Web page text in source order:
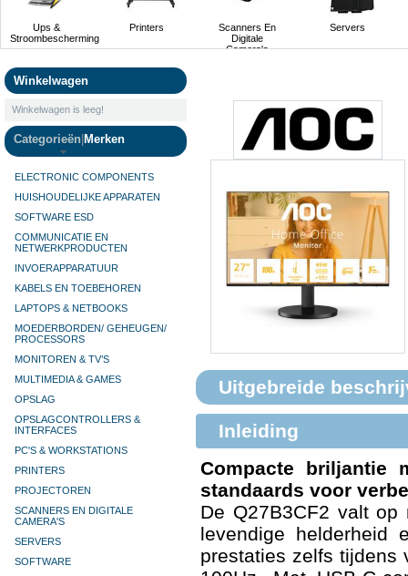
Ups &
Stroombescherming
Printers
Scanners En
Digitale
Camera's
Servers
Winkelwagen
Winkelwagen is leeg!
Categorieën Merken
ELECTRONIC COMPONENTS
HUISHOUDELIJKE APPARATEN
SOFTWARE ESD
COMMUNICATIE EN
NETWERKPRODUCTEN
INVOERAPPARATUUR
KABELS EN TOEBEHOREN
LAPTOPS & NETBOOKS
MOEDERBORDEN/ GEHEUGEN/
PROCESSORS
MONITOREN & TV’S
MULTIMEDIA & GAMES
OPSLAG
OPSLAGCONTROLLERS &
INTERFACES
PC'S & WORKSTATIONS
PRINTERS
PROJECTOREN
SCANNERS EN DIGITALE
CAMERA'S
SERVERS
SOFTWARE
Uitgebreide
Inleiding
Compacte briljantie
standaards voor
De Q27B3CF2 valt
levendige helderheid
prestaties zelfs tijdens